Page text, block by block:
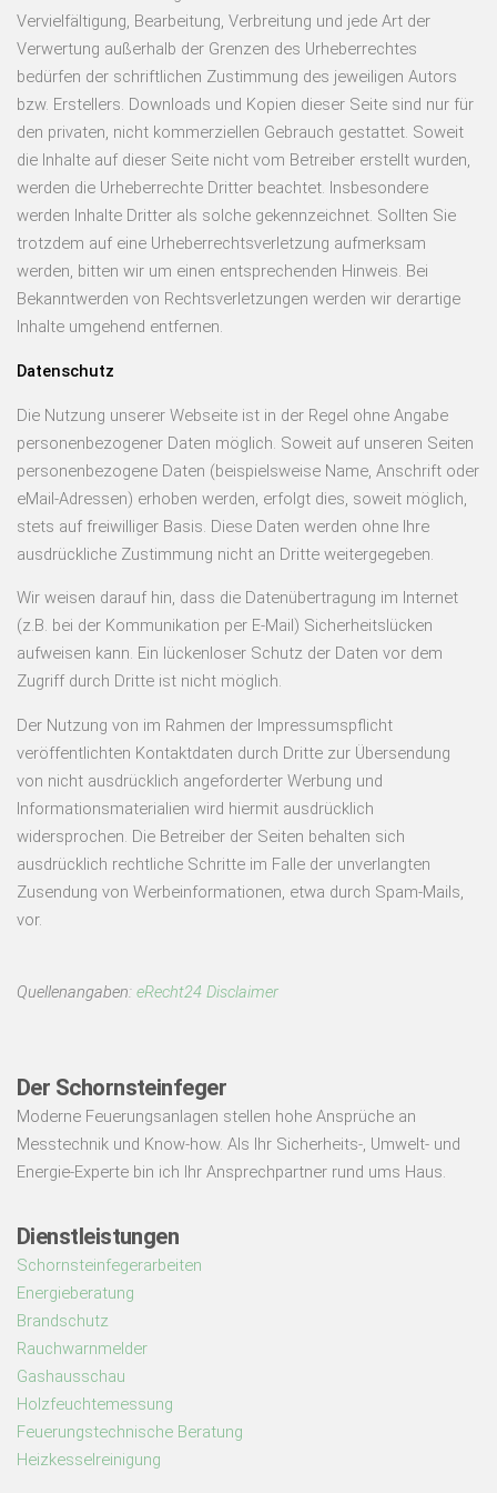
Vervielfältigung, Bearbeitung, Verbreitung und jede Art der
Verwertung außerhalb der Grenzen des Urheberrechtes
bedürfen der schriftlichen Zustimmung des jeweiligen Autors
bzw. Erstellers. Downloads und Kopien dieser Seite sind nur für
den privaten, nicht kommerziellen Gebrauch gestattet. Soweit
die Inhalte auf dieser Seite nicht vom Betreiber erstellt wurden,
werden die Urheberrechte Dritter beachtet. Insbesondere
werden Inhalte Dritter als solche gekennzeichnet. Sollten Sie
trotzdem auf eine Urheberrechtsverletzung aufmerksam
werden, bitten wir um einen entsprechenden Hinweis. Bei
Bekanntwerden von Rechtsverletzungen werden wir derartige
Inhalte umgehend entfernen.
Datenschutz
Die Nutzung unserer Webseite ist in der Regel ohne Angabe
personenbezogener Daten möglich. Soweit auf unseren Seiten
personenbezogene Daten (beispielsweise Name, Anschrift oder
eMail-Adressen) erhoben werden, erfolgt dies, soweit möglich,
stets auf freiwilliger Basis. Diese Daten werden ohne Ihre
ausdrückliche Zustimmung nicht an Dritte weitergegeben.
Wir weisen darauf hin, dass die Datenübertragung im Internet
(z.B. bei der Kommunikation per E-Mail) Sicherheitslücken
aufweisen kann. Ein lückenloser Schutz der Daten vor dem
Zugriff durch Dritte ist nicht möglich.
Der Nutzung von im Rahmen der Impressumspflicht
veröffentlichten Kontaktdaten durch Dritte zur Übersendung
von nicht ausdrücklich angeforderter Werbung und
Informationsmaterialien wird hiermit ausdrücklich
widersprochen. Die Betreiber der Seiten behalten sich
ausdrücklich rechtliche Schritte im Falle der unverlangten
Zusendung von Werbeinformationen, etwa durch Spam-Mails,
vor.
Quellenangaben: eRecht24 Disclaimer
Der Schornsteinfeger
Moderne Feuerungsanlagen stellen hohe Ansprüche an
Messtechnik und Know-how. Als Ihr Sicherheits-, Umwelt- und
Energie-Experte bin ich Ihr Ansprechpartner rund ums Haus.
Dienstleistungen
Schornsteinfegerarbeiten
Energieberatung
Brandschutz
Rauchwarnmelder
Gashausschau
Holzfeuchtemessung
Feuerungstechnische Beratung
Heizkesselreinigung